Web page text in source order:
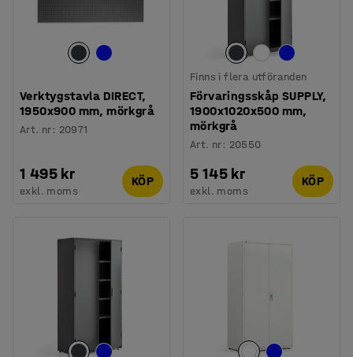
Verktygstavla DIRECT,
1950x900 mm, mörkgrå
Art. nr: 20971
1 495 kr
exkl. moms
KÖP
Finns i flera utföranden
Förvaringsskåp SUPPLY,
1900x1020x500 mm,
mörkgrå
Art. nr: 20550
5 145 kr
exkl. moms
KÖP